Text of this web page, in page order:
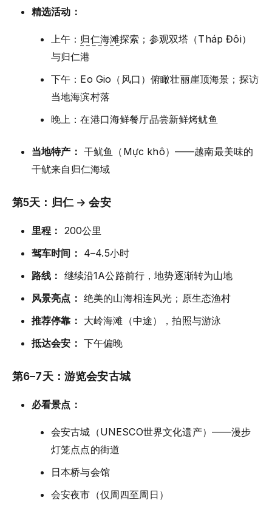
精选活动：
上午： 归仁海滩探索；参观双塔（Tháp Đôi）
与归仁港
下午：Eo Gio（风口）俯瞰壮丽崖顶海景；探访
当地海滨村落
晚上：在港口海鲜餐厅品尝新鲜烤鱿鱼
当地特产： 干鱿鱼（Mực khô）——越南最美味的
干鱿来自归仁海域
第5天：归仁 → 会安
里程： 200公里
驾车时间： 4–4.5小时
路线： 继续沿1A公路前行，地势逐渐转为山地
风景亮点： 绝美的山海相连风光；原生态渔村
推荐停靠： 大岭海滩（中途），拍照与游泳
抵达会安： 下午偏晚
第6–7天：游览会安古城
必看景点：
会安古城（UNESCO世界文化遗产）——漫步
灯笼点点的街道
日本桥与会馆
会安夜市（仅周四至周日）